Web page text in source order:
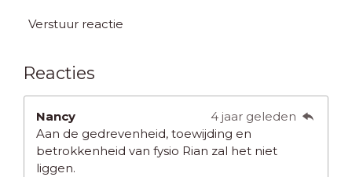
Verstuur reactie
Reacties
Nancy
4 jaar geleden
Aan de gedrevenheid, toewijding en
betrokkenheid van fysio Rian zal het niet
liggen.